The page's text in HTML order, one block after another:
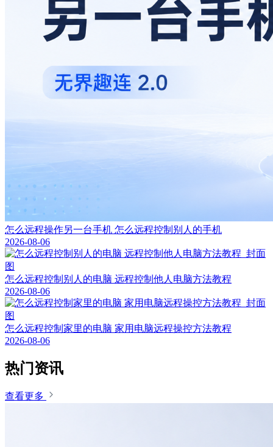
怎么远程操作另一台手机 怎么远程控制别人的手机
2026-08-06
怎么远程控制别人的电脑 远程控制他人电脑方法教程
2026-08-06
怎么远程控制家里的电脑 家用电脑远程操控方法教程
2026-08-06
热门资讯
查看更多